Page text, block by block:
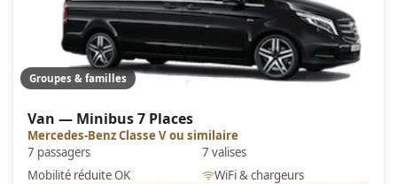
Groupes & familles
Van — Minibus 7 Places
Mercedes-Benz Classe V ou similaire
7 passagers
7 valises
Mobilité réduite OK
WiFi & chargeurs